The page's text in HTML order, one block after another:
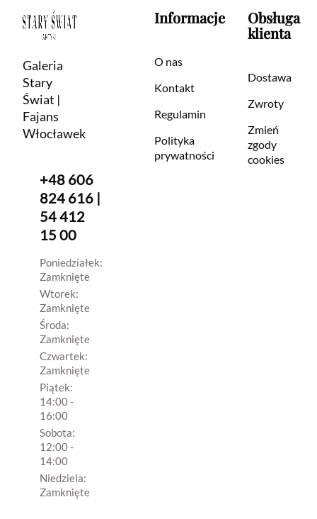
Galeria
Stary
Świat |
Fajans
Włocławek
+48 606
824 616 |
54 412
15 00
Poniedziałek:
Zamknięte
Wtorek:
Zamknięte
Środa:
Zamknięte
Czwartek:
Zamknięte
Piątek:
14:00 -
16:00
Sobota:
12:00 -
14:00
Niedziela:
Zamknięte
Informacje
O nas
Kontakt
Regulamin
Polityka
prywatności
Obsługa
klienta
Dostawa
Zwroty
Zmień
zgody
cookies